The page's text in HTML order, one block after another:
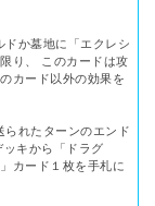
か墓地に「エクレシ
り、 このカードは攻
カード以外の効果を
れたターンのエンド
キから「ドラグ
カード１枚を手札に